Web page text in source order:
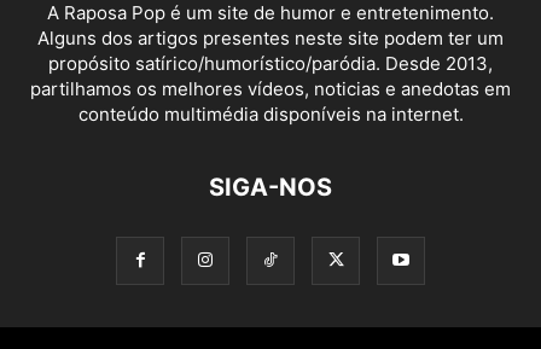
A Raposa Pop é um site de humor e entretenimento.
Alguns dos artigos presentes neste site podem ter um
propósito satírico/humorístico/paródia. Desde 2013,
partilhamos os melhores vídeos, noticias e anedotas em
conteúdo multimédia disponíveis na internet.
SIGA-NOS